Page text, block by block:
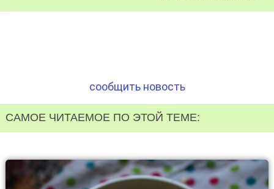
сообщить новость
САМОЕ ЧИТАЕМОЕ ПО ЭТОЙ ТЕМЕ: